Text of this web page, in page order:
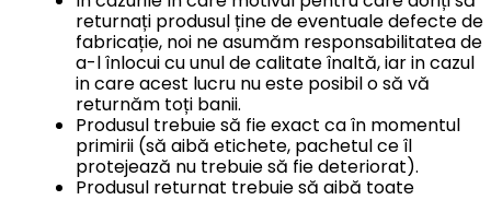
returnați produsul ține de eventuale defecte de
fabricație, noi ne asumăm responsabilitatea de
a-l înlocui cu unul de calitate înaltă, iar in cazul
in care acest lucru nu este posibil o să vă
returnăm toți banii.
Produsul trebuie să fie exact ca în momentul
primirii (să aibă etichete, pachetul ce îl
protejează nu trebuie să fie deteriorat).
Produsul returnat trebuie să aibă toate